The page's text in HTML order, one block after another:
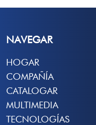
NAVEGAR
HOGAR
COMPAÑÍA
CATALOGAR
MULTIMEDIA
TECNOLOGÍAS